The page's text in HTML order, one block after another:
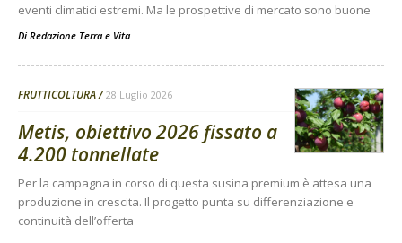
eventi climatici estremi. Ma le prospettive di mercato sono buone
Di Redazione Terra e Vita
FRUTTICOLTURA 28 Luglio 2026
Metis, obiettivo 2026 fissato a
4.200 tonnellate
Per la campagna in corso di questa susina premium è attesa una
produzione in crescita. Il progetto punta su differenziazione e
continuità dell’offerta